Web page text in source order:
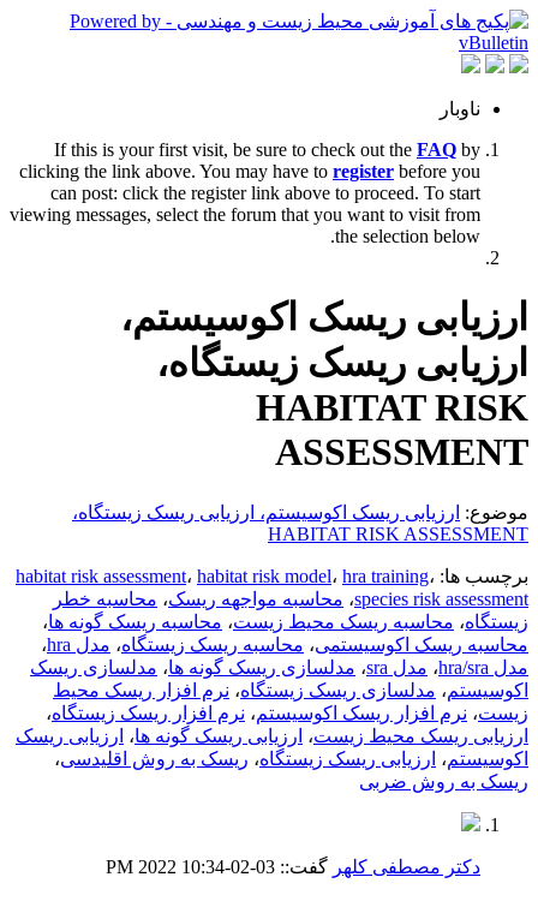
ناوبار
If this is your first visit, be sure to check out the FAQ by
clicking the link above. You may have to register before you
can post: click the register link above to proceed. To start
viewing messages, select the forum that you want to visit from
the selection below.
ارزیابی ریسک اکوسیستم،
ارزیابی ریسک زیستگاه،
HABITAT RISK
ASSESSMENT
موضوع: ارزیابی ریسک اکوسیستم، ارزیابی ریسک زیستگاه،
HABITAT RISK ASSESSMENT
برچسب ها: habitat risk assessment، habitat risk model، hra training،
species risk assessment، محاسبه مواجهه ریسک، محاسبه خطر
زیستگاه، محاسبه ریسک محیط زیست، محاسبه ریسک گونه ها،
محاسبه ریسک اکوسیستمی، محاسبه ریسک زیستگاه، مدل hra
،
مدل hra/sra
، مدل sra ، مدلسازی ریسک گونه ها، مدلسازی ریسک
اکوسیستم، مدلسازی ریسک زیستگاه، نرم افزار ریسک محیط
زیست، نرم افزار ریسک اکوسیستم، نرم افزار ریسک زیستگاه،
ارزیابی ریسک محیط زیست، ارزیابی ریسک گونه ها، ارزیابی ریسک
اکوسیستم، ارزیابی ریسک زیستگاه، ریسک به روش اقلیدسی،
ریسک به روش ضربی
دکتر مصطفی کلهر گفت:: 03-02-2022
10:34 PM